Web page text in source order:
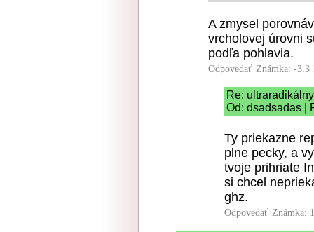
A zmysel
vrcholovej úrovni
podľa pohlavia.
Odpovedať Známka: -3.3
Re:
Od: dsadsadas |
Ty priekazne
plne pecky, a
tvoje prihriate
si chcel
ghz.
Odpovedať Známka: